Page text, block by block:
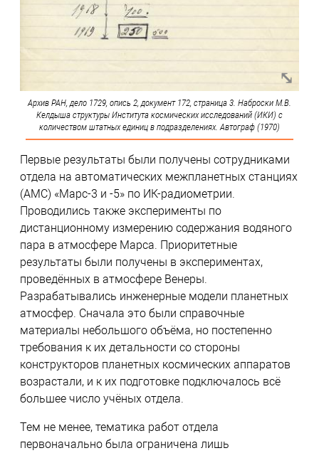
Архив РАН, дело 1729, опись 2, документ 172, страница 3. Наброски М.В.
Келдыша структуры Института космических исследований (ИКИ) с
количеством штатных единиц в подразделениях. Автограф (1970)
Первые результаты были получены сотрудниками
отдела на автоматических межпланетных станциях
(АМС) «Марс-3 и -5» по ИК-радиометрии.
Проводились также эксперименты по
дистанционному измерению содержания водяного
пара в атмосфере Марса. Приоритетные
результаты были получены в экспериментах,
проведённых в атмосфере Венеры.
Разрабатывались инженерные модели планетных
атмосфер. Сначала это были справочные
материалы небольшого объёма, но постепенно
требования к их детальности со стороны
конструкторов планетных космических аппаратов
возрастали, и к их подготовке подключалось всё
большее число учёных отдела.
Тем не менее, тематика работ отдела
первоначально была ограничена лишь